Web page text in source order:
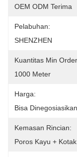
OEM ODM Terima
Pelabuhan:
SHENZHEN
Kuantitas Min
1000 Meter
Harga:
Bisa Dinegosiasikan
Kemasan Rincian:
Poros Kayu +